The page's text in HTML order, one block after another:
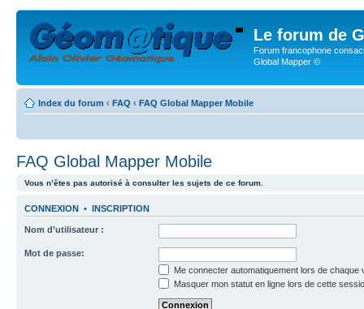
Le forum de
Forum francophone
Global Mapper ©
Index du forum ‹ FAQ ‹ FAQ Global Mapper Mobile
FAQ Global Mapper Mobile
Vous n’êtes pas autorisé à consulter les sujets de ce forum.
CONNEXION • INSCRIPTION
Nom d’utilisateur :
Mot de passe:
Me connecter automatiquement lors de chaque
Masquer mon statut en ligne lors de cette